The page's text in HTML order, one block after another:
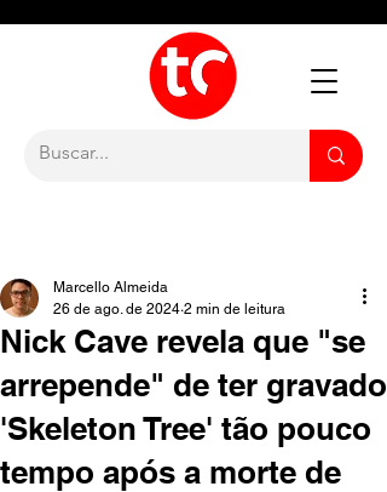
Nick Cave revela que "se
arrepende" de ter gravado
'Skeleton Tree' tão pouco
tempo após a morte de
Marcello Almeida
26 de ago. de 2024 2 min de leitura